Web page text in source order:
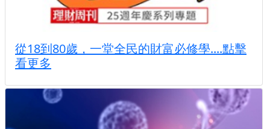
從18到80歲，一堂全民的財富必修學....點擊
看更多